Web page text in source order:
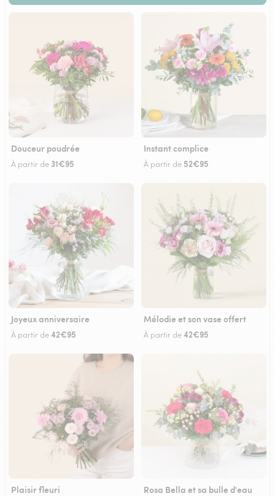
Douceur poudrée
À partir de 31€95
Instant complice
À partir de 52€95
Joyeux anniversaire
À partir de42€95
Mélodie et son vase offert
À partir de42€95
Plaisir fleuri Rosa Bella et sa bulle d'eau